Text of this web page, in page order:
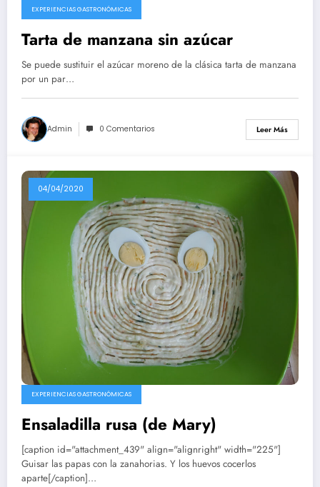
EXPERIENCIAS GASTRONÓMICAS
Tarta de manzana sin azúcar
Se puede sustituir el azúcar moreno de la clásica tarta de manzana
por un par…
Admin 0 Comentarios Leer Más
04/04/2020
EXPERIENCIAS GASTRONÓMICAS
Ensaladilla rusa (de Mary)
[caption id="attachment_439" align="alignright" width="225"]
Guisar las papas con la zanahorias. Y los huevos cocerlos
aparte[/caption]…